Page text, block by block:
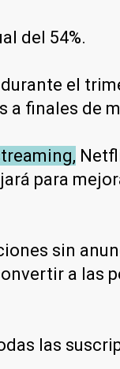
del 54%.
el
a finales de
para
sin
a las
las